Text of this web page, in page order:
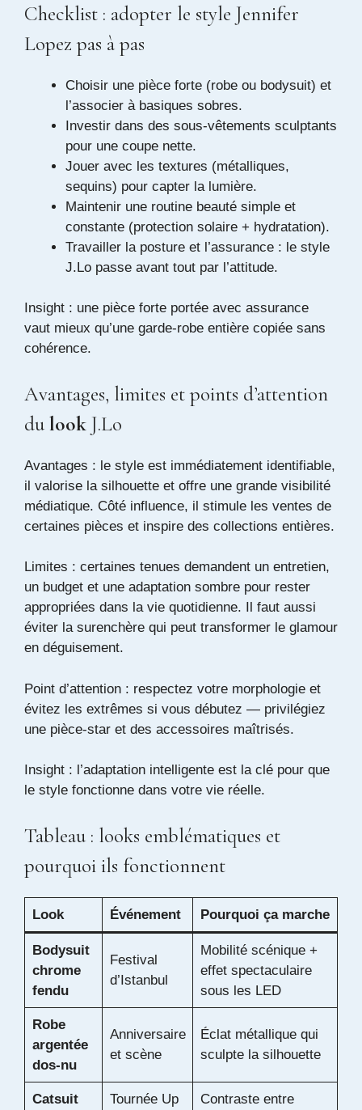
Checklist : adopter le style Jennifer
Lopez pas à pas
Choisir une pièce forte (robe ou bodysuit) et
l’associer à basiques sobres.
Investir dans des sous-vêtements sculptants
pour une coupe nette.
Jouer avec les textures (métalliques,
sequins) pour capter la lumière.
Maintenir une routine beauté simple et
constante (protection solaire + hydratation).
Travailler la posture et l’assurance : le style
J.Lo passe avant tout par l’attitude.
Insight : une pièce forte portée avec assurance
vaut mieux qu’une garde-robe entière copiée sans
cohérence.
Avantages, limites et points d’attention
du look J.Lo
Avantages : le style est immédiatement identifiable,
il valorise la silhouette et offre une grande visibilité
médiatique. Côté influence, il stimule les ventes de
certaines pièces et inspire des collections entières.
Limites : certaines tenues demandent un entretien,
un budget et une adaptation sombre pour rester
appropriées dans la vie quotidienne. Il faut aussi
éviter la surenchère qui peut transformer le glamour
en déguisement.
Point d’attention : respectez votre morphologie et
évitez les extrêmes si vous débutez — privilégiez
une pièce-star et des accessoires maîtrisés.
Insight : l’adaptation intelligente est la clé pour que
le style fonctionne dans votre vie réelle.
Tableau : looks emblématiques et
pourquoi ils fonctionnent
Look Événement Pourquoi ça marche
Bodysuit
chrome
fendu
Festival
d’Istanbul
Mobilité scénique +
effet spectaculaire
sous les LED
Robe
argentée
dos-nu
Anniversaire
et scène
Éclat métallique qui
sculpte la silhouette
Catsuit Tournée Up Contraste entre